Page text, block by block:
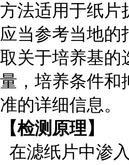
方法适用于纸片
应当参考当地的
取关于培养基的
量，培养条件和
准的详细信息。
【检测原理】
在滤纸片中渗